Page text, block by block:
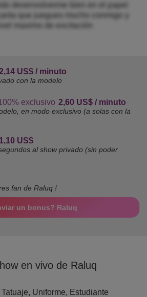
desenvolverme bien en el papel
que juegues mucho conmigo y
maximo de excitación
US$ / minuto
con la modelo
exclusivo 2,60 US$ / minuto
en modo exclusivo (a solas con la
1,10 US$
al show privado (sin poder
fan de Raluq !
un bonus? Raluq
en vivo de Raluq
Tatuaje, Uniforme, Estudiante